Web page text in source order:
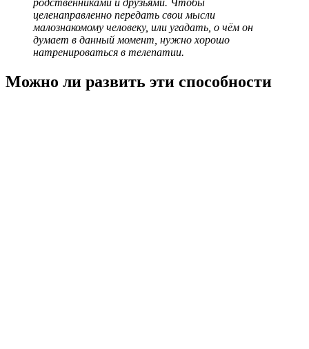
родственниками и друзьями. Чтобы
целенаправленно передать свои мысли
малознакомому человеку, или угадать, о чём он
думает в данный момент, нужно хорошо
натренироваться в телепатии.
Можно ли развить эти способности